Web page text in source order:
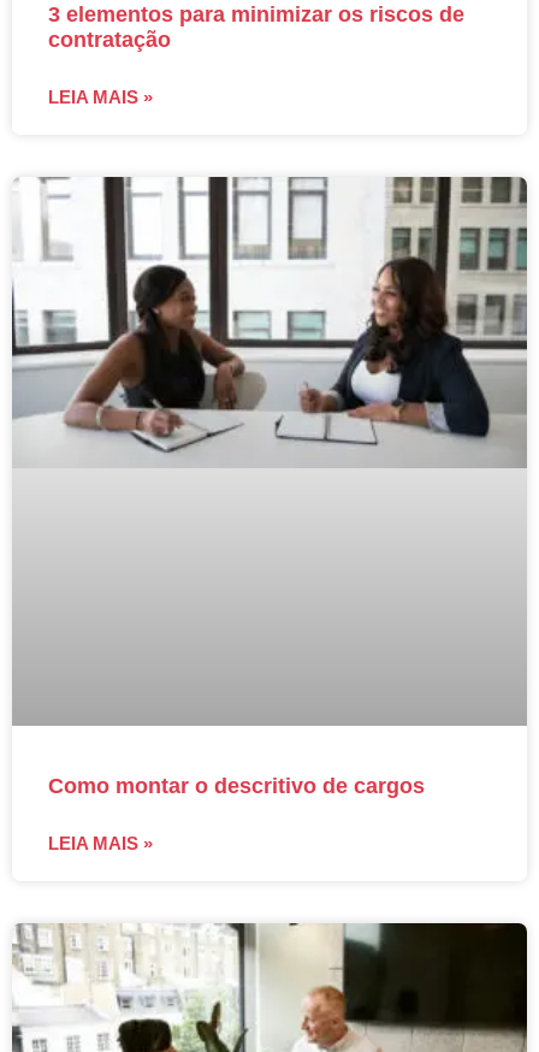
3 elementos para minimizar os riscos de
contratação
LEIA MAIS »
Como montar o descritivo de cargos
LEIA MAIS »